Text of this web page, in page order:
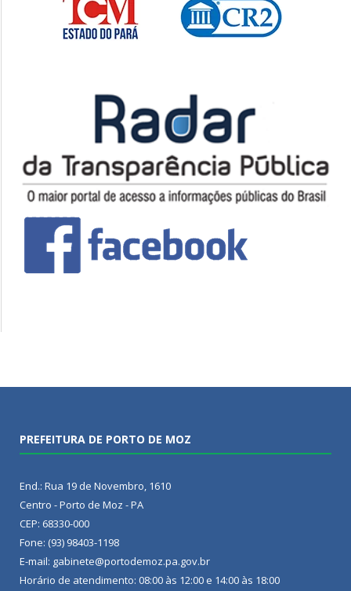
PREFEITURA DE PORTO DE MOZ
End.: Rua 19 de Novembro, 1610
Centro - Porto de Moz - PA
CEP: 68330-000
Fone: (93) 98403-1198
E-mail: gabinete@portodemoz.pa.gov.br
Horário de atendimento: 08:00 às 12:00 e 14:00 às 18:00